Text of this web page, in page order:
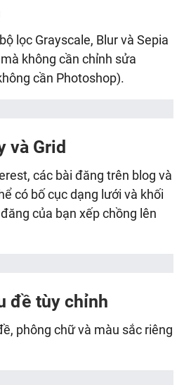
lọc Grayscale, Blur và Sepia
không cần chỉnh sửa
cần Photoshop).
và Grid
các bài đăng trên blog và
có bố cục dạng lưới và khối
của bạn xếp chồng lên
đề tùy chỉnh
phông chữ và màu sắc riêng